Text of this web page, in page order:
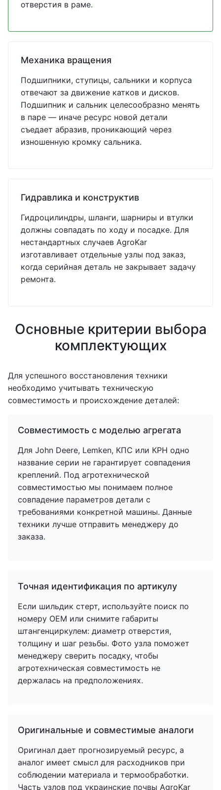
отверстия в раме.
Механика вращения
Подшипники, ступицы, сальники и корпуса
отвечают за движение катков и дисков.
Подшипник и сальник целесообразно менять
в паре — иначе ресурс новой детали
съедает абразив, проникающий через
изношенную кромку сальника.
Гидравлика и конструктив
Гидроцилиндры, шланги, шарниры и втулки
должны совпадать по ходу и посадке. Для
нестандартных случаев AgroKar
изготавливает отдельные узлы под заказ,
когда серийная деталь не закрывает задачу
ремонта.
Основные критерии выбора
комплектующих
Для успешного восстановления техники
необходимо учитывать техническую
совместимость и происхождение деталей:
Совместимость с моделью агрегата
Для John Deere, Lemken, КПС или КРН одно
название серии не гарантирует совпадения
креплений. Под агротехнической
совместимостью мы понимаем полное
совпадение параметров детали с
требованиями конкретной машины. Данные
техники лучше отправить менеджеру до
заказа.
Точная идентификация по артикулу
Если шильдик стерт, используйте поиск по
номеру OEM или снимите габариты
штангенциркулем: диаметр отверстия,
толщину и шаг резьбы. Фото узла поможет
менеджеру сверить посадку, чтобы
агротехническая совместимость не
держалась на предположениях.
Оригинальные и совместимые аналоги
Оригинал дает прогнозируемый ресурс, а
аналог имеет смысл для расходников при
соблюдении материала и термообработки.
Часть узлов под украинские почвы AgroKar